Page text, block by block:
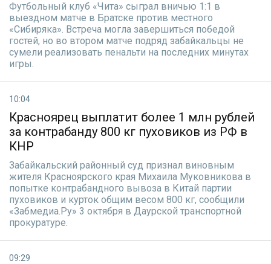
Футбольный клуб «Чита» сыграл вничью 1:1 в
выездном матче в Братске против местного
«Сибиряка». Встреча могла завершиться победой
гостей, но во втором матче подряд забайкальцы не
сумели реализовать пенальти на последних минутах
игры.
10:04
Красноярец выплатит более 1 млн рублей
за контрабанду 800 кг пуховиков из РФ в
КНР
Забайкальский районный суд признал виновным
жителя Красноярского края Михаила Муковникова в
попытке контрабандного вывоза в Китай партии
пуховиков и курток общим весом 800 кг, сообщили
«Забмедиа.Ру» 3 октября в Даурской транспортной
прокуратуре.
09:29